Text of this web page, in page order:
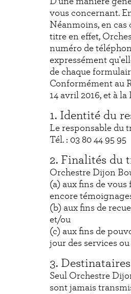
vous concernant.
Néanmoins, en cas
titre en effet,
numéro de
expressément
de chaque
Conformément au
14 avril 2016, et à
1. Identité du
Le responsable du
Tél. : 03 80 44 95 95
2. Finalités du
Orchestre Dijon
(a) aux fins de
encore
(b) aux fins de
et/ou
(c) aux fins de
jour des services
3. Destinataires
Seul Orchestre
sont jamais